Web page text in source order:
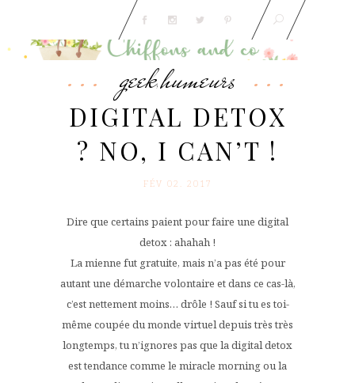
geek,humeurs
DIGITAL DETOX
? NO, I CAN’T !
FÉV 02. 2017
Dire que certains paient pour faire une digital
detox : ahahah !
La mienne fut gratuite, mais n’a pas été pour
autant une démarche volontaire et dans ce cas-là,
c’est nettement moins… drôle ! Sauf si tu es toi-
même coupée du monde virtuel depuis très très
longtemps, tu n’ignores pas que la digital detox
est tendance comme le miracle morning ou la